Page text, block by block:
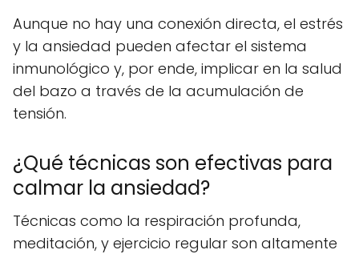
Aunque no hay una conexión directa, el estrés
y la ansiedad pueden afectar el sistema
inmunológico y, por ende, implicar en la salud
del bazo a través de la acumulación de
tensión.
¿Qué técnicas son efectivas para
calmar la ansiedad?
Técnicas como la respiración profunda,
meditación, y ejercicio regular son altamente